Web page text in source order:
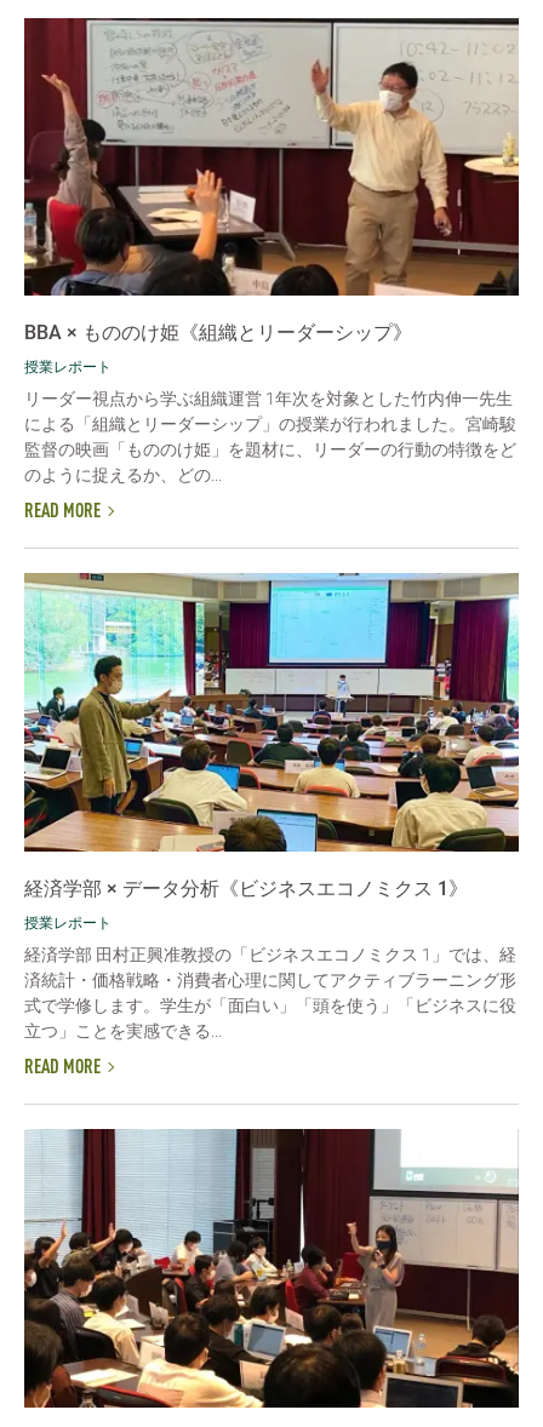
BBA × もののけ姫《組織とリーダーシップ》
授業レポート
リーダー視点から学ぶ組織運営 1年次を対象とした竹内伸一先生
による「組織とリーダーシップ」の授業が行われました。宮崎駿
監督の映画「もののけ姫」を題材に、リーダーの行動の特徴をど
のように捉えるか、どの...
READ MORE
経済学部 × データ分析《ビジネスエコノミクス 1》
授業レポート
経済学部 田村正興准教授の「ビジネスエコノミクス 1」では、経
済統計・価格戦略・消費者心理に関してアクティブラーニング形
式で学修します。学生が「面白い」「頭を使う」「ビジネスに役
立つ」ことを実感できる...
READ MORE